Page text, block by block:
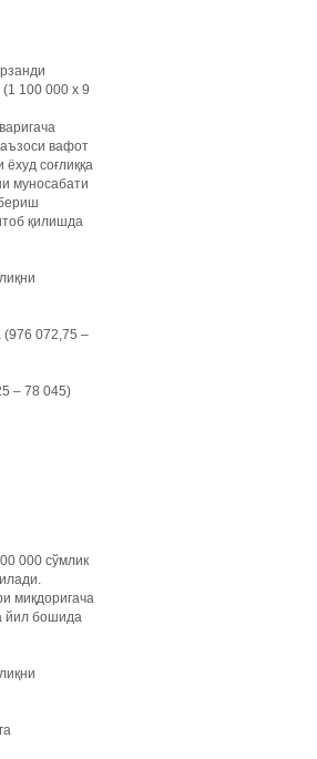
100 000 х 9
вафот
соғлиққа
муносабати
қилишда
(976 072,75 –
– 78 045)
000 сўмлик
миқдоригача
йил бошида